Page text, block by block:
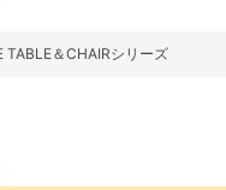
TABLE＆CHAIRシリーズ